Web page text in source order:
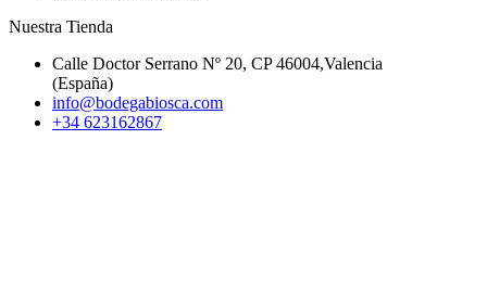
Nuestra Tienda
Calle Doctor Serrano Nº 20, CP 46004,Valencia
(España)
info@bodegabiosca.com
+34 623162867